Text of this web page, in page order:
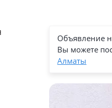
Объявление
Вы можете
Алматы